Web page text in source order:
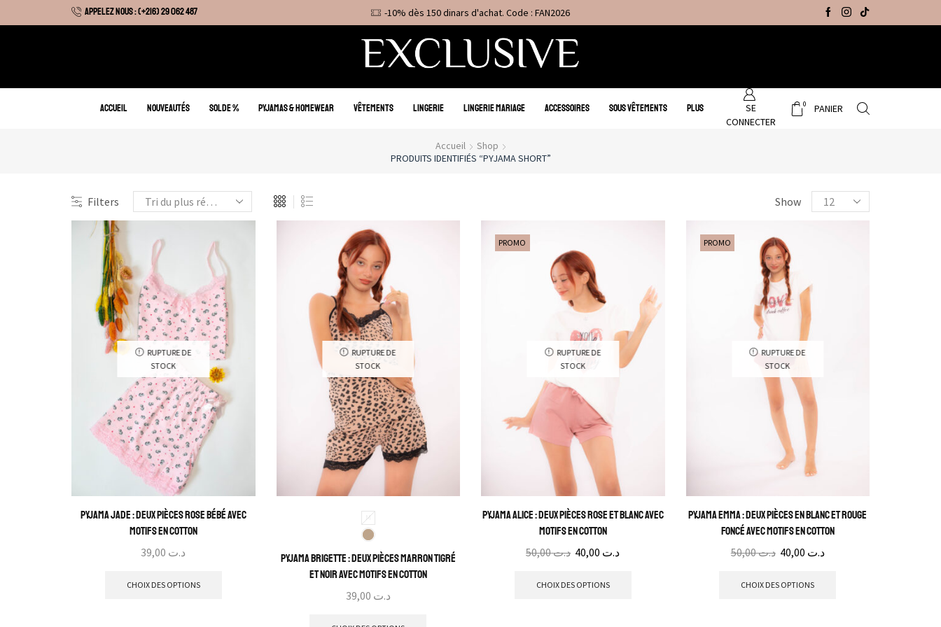
APPELEZ NOUS : (+216) 29 062 487
Hiver : Livraison gratuite sur tous nos articles -10% dès 150 dinars d'achat. Code : FAN2026 Promo Hiver : Livraison gratuite sur tous
ACCUEIL NOUVEAUTÉS SOLDE % PYJAMAS & HOMEWEAR VÊTEMENTS LINGERIE LINGERIE MARIAGE ACCESSOIRES SOUS VÊTEMENTS PLUS
SE
CONNECTER
0 PANIER
Accueil
Shop
PRODUITS IDENTIFIÉS “PYJAMA SHORT”
Filters Show
RUPTURE DE
STOCK
Pyjama Jade : Deux pièces rose bébé avec
motifs en cotton
د.ت
CHOIX DES OPTIONS
RUPTURE DE
STOCK
M
Pyjama Brigette : Deux pièces marron tigré
et noir avec motifs en cotton
د.ت
PROMO
RUPTURE DE
STOCK
Pyjama Alice : Deux pièces rose et blanc avec
motifs en cotton
د.ت50,00 د.ت
CHOIX DES OPTIONS
PROMO
RUPTURE DE
STOCK
Pyjama Emma : Deux pièces en blanc et rouge
foncé avec motifs en cotton
د.ت50,00 د.ت
CHOIX DES OPTIONS